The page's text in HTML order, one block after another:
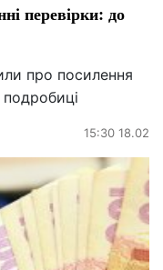
перевірки: до
про посилення
15:30 18.02